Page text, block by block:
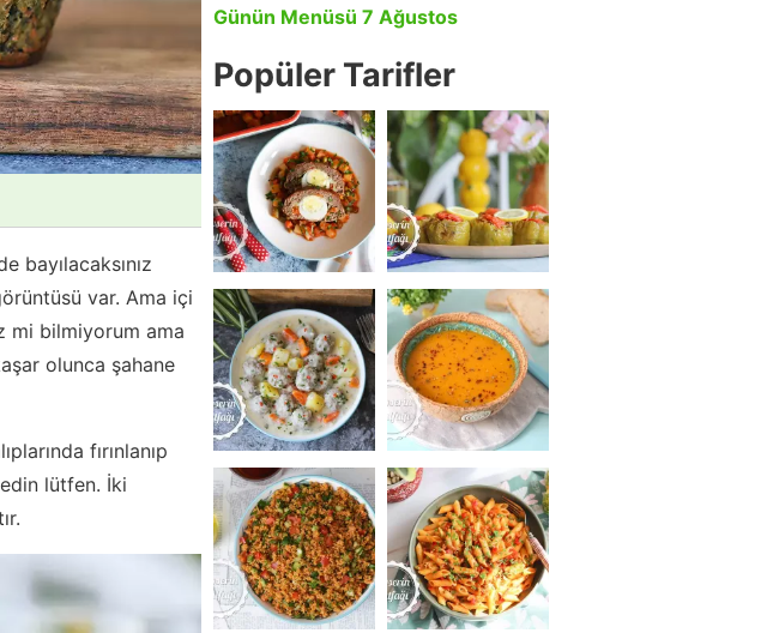
bayılacaksınız
var. Ama içi
mi bilmiyorum ama
olunca şahane
fırınlanıp
lütfen. İki
Günün Menüsü 7 Ağustos
Popüler Tarifler